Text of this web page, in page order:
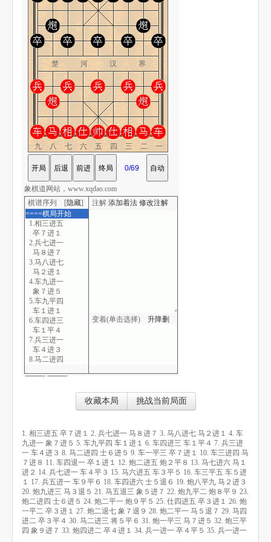
楚 河 汉 界
九八七六五四三二一
棋谱序列 [隐藏]
====棋局开始
1.相三进五
卒７进１
2.兵七进一
马８进７
3.马八进七
马２进１
4.车九进一
象７进５
5.车九平四
车１进１
6.车四进三
车１平４
7.兵三进一
车４进３
8.马二进四
9.车一平三
12.炮二进五
炮２平８
13.马七进六
马１进２
14.兵七进一
车４平３
15.马六进五
车３平５
16.车三平五
车５进１
17.兵五进一
注解 添加着法 修改注解
变着(单击选择) 升降删
象棋道网站，www.xqdao.com
收藏本局 挑战当前局面
1. 相三进五 卒７进１ 2. 兵七进一 马８进７ 3. 马八进七 马２进１ 4. 车
九进一 象７进５ 5. 车九平四 车１进１ 6. 车四进三 车１平４ 7. 兵三进
一 车４进３ 8. 马二进四 士６进５ 9. 车一平三 卒７进１ 10. 车三进四 马
７进８ 11. 车四退一 卒１进１ 12. 炮二进五 炮２平８ 13. 马七进六 马１
进２ 14. 兵七进一 车４平３ 15. 马六进五 车３平５ 16. 车三平五 车５进
１ 17. 兵五进一 车９平６ 18. 车四进六 士５退６ 19. 炮八平九 马２进３
20. 炮九进三 马３退５ 21. 马五退三 象５进７ 22. 炮九平二 炮８平９ 23.
炮二进四 士６进５ 24. 炮二平一 炮９平５ 25. 仕四进五 卒３进１ 26. 炮
一平二 卒３进１ 27. 炮二退七 象７退９ 28. 炮二平一 马５退７ 29. 马四
进二 卒３平４ 30. 马二进三 将５平６ 31. 炮一平三 马７进５ 32. 炮三平
四 象９进７ 33. 炮四进二 卒４进１ 34. 兵一进一 卒４平５ 35. 兵一进一